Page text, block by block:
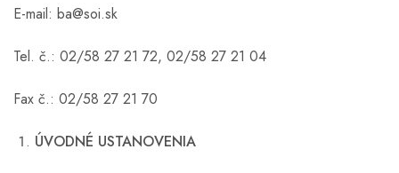
E-mail: ba@soi.sk
Tel. č.: 02/58 27 21 72, 02/58 27 21 04
Fax č.: 02/58 27 21 70
ÚVODNÉ USTANOVENIA